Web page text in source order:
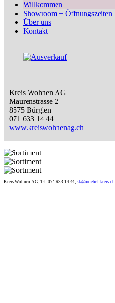
Willkommen
Showroom + Öffnungszeiten
Über uns
Kontakt
Kreis Wohnen AG
Maurenstrasse 2
8575 Bürglen
071 633 14 44
www.kreiswohnenag.ch
Kreis Wohnen AG, Tel. 071 633 14 44, sk@moebel-kreis.ch